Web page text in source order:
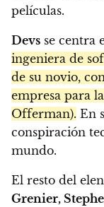
películas.
Devs se centra
ingeniera de
de su novio,
empresa para
Offerman). En
conspiración
mundo.
El resto del
Grenier,